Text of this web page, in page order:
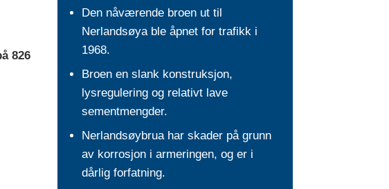
Den nåværende broen ut til
Nerlandsøya ble åpnet for trafikk i
1968.
Broen en slank konstruksjon,
lysregulering og relativt lave
sementmengder.
Nerlandsøybrua har skader på grunn
av korrosjon i armeringen, og er i
dårlig forfatning.
826